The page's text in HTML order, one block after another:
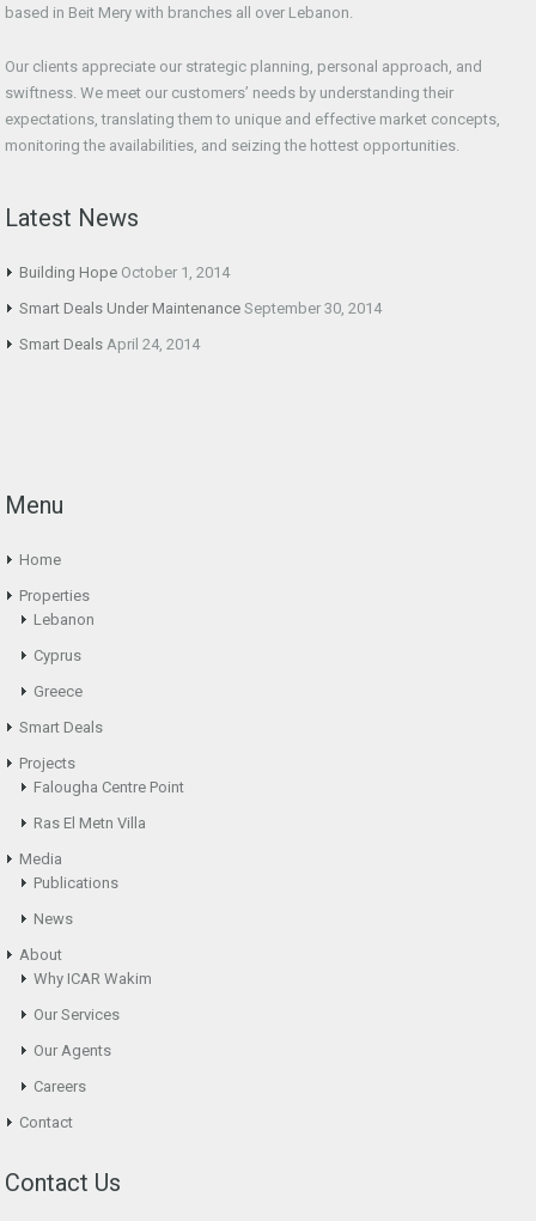
based in Beit Mery with branches all over Lebanon.
Our clients appreciate our strategic planning, personal approach, and
swiftness. We meet our customers’ needs by understanding their
expectations, translating them to unique and effective market concepts,
monitoring the availabilities, and seizing the hottest opportunities.
Latest News
Building Hope October 1, 2014
Smart Deals Under Maintenance September 30, 2014
Smart Deals April 24, 2014
Menu
Home
Properties
Lebanon
Cyprus
Greece
Smart Deals
Projects
Falougha Centre Point
Ras El Metn Villa
Media
Publications
News
About
Why ICAR Wakim
Our Services
Our Agents
Careers
Contact
Contact Us